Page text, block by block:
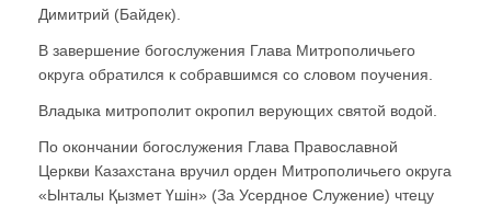
Димитрий (Байдек).
В завершение богослужения Глава Митрополичьего
округа обратился к собравшимся со словом поучения.
Владыка митрополит окропил верующих святой водой.
По окончании богослужения Глава Православной
Церкви Казахстана вручил орден Митрополичьего округа
«Ынталы Қызмет Үшiн» (За Усердное Служение) чтецу